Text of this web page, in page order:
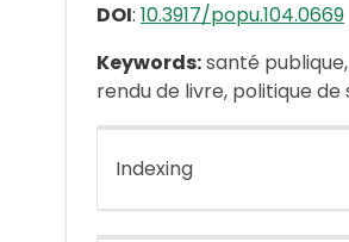
DOI: 10.3917/popu.104.0669
Keywords:santé
rendu de livre, politique de
Indexing